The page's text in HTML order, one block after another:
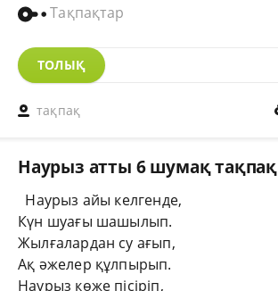
Тақпақтар
ТОЛЫҚ
тақпақ
Наурыз атты 6 шумақ тақпақ
Наурыз айы келгенде,
Күн шуағы шашылып.
Жылғалардан су ағып,
Ақ әжелер құлпырып.
Наурыз көже пісіріп,